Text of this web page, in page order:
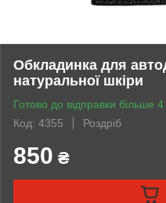
Обкладинка для
натуральної шкіри
Готово до відправки більше 4
Код: 4355
Роздріб
850 ₴